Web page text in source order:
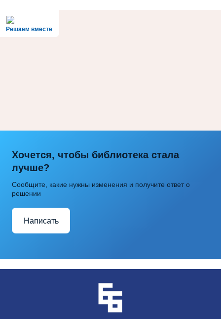
Решаем вместе
Хочется, чтобы библиотека стала
лучше?
Сообщите, какие нужны изменения и получите ответ о
решении
Написать